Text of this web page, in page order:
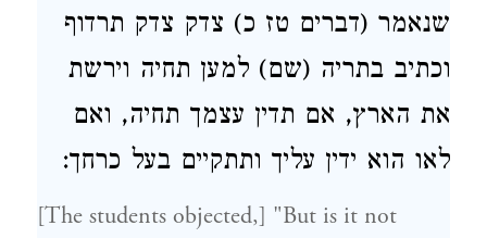
שנאמר (דברים טז כ) צדק צדק תרדוף
וכתיב בתריה (שם) למען תחיה וירשת
את הארץ, אם תדין עצמך תחיה, ואם
לאו הוא ידין עליך ותתקיים בעל כרחך:
[The students objected,] "But is it not